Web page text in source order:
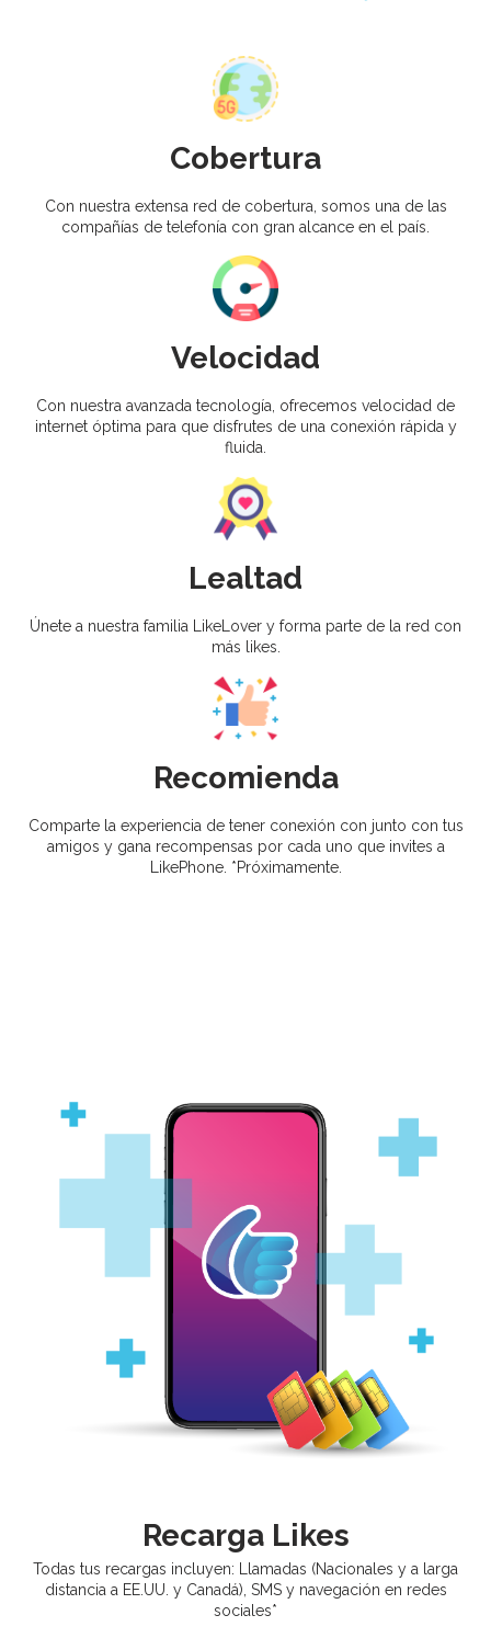
Cobertura
Con nuestra extensa red de cobertura, somos una de las
compañías de telefonía con gran alcance en el país.
Velocidad
Con nuestra avanzada tecnología, ofrecemos velocidad de
internet óptima para que disfrutes de una conexión rápida y
fluida.
Lealtad
Únete a nuestra familia LikeLover y forma parte de la red con
más likes.
Recomienda
Comparte la experiencia de tener conexión con junto con tus
amigos y gana recompensas por cada uno que invites a
LikePhone. *Próximamente.
Recarga Likes
Todas tus recargas incluyen: Llamadas (Nacionales y a larga
distancia a EE.UU. y Canadá), SMS y navegación en redes
sociales*